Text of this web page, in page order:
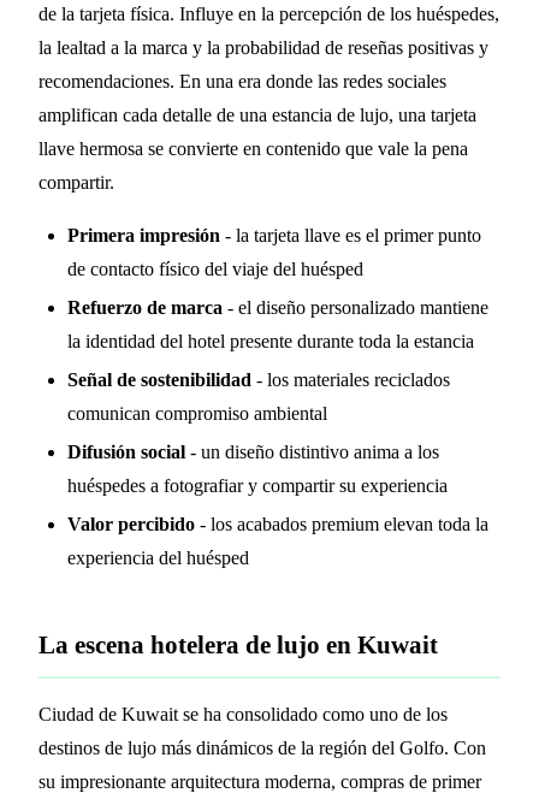
de la tarjeta física. Influye en la percepción de los huéspedes,
la lealtad a la marca y la probabilidad de reseñas positivas y
recomendaciones. En una era donde las redes sociales
amplifican cada detalle de una estancia de lujo, una tarjeta
llave hermosa se convierte en contenido que vale la pena
compartir.
Primera impresión - la tarjeta llave es el primer punto
de contacto físico del viaje del huésped
Refuerzo de marca - el diseño personalizado mantiene
la identidad del hotel presente durante toda la estancia
Señal de sostenibilidad - los materiales reciclados
comunican compromiso ambiental
Difusión social - un diseño distintivo anima a los
huéspedes a fotografiar y compartir su experiencia
Valor percibido - los acabados premium elevan toda la
experiencia del huésped
La escena hotelera de lujo en Kuwait
Ciudad de Kuwait se ha consolidado como uno de los
destinos de lujo más dinámicos de la región del Golfo. Con
su impresionante arquitectura moderna, compras de primer